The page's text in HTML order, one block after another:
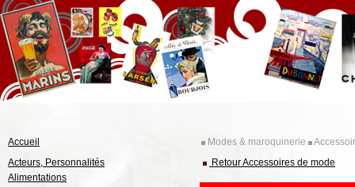
Modes & maroquinerie
Accueil
Acteurs, Personnalités
Alimentations
Retour Accessoires de mode